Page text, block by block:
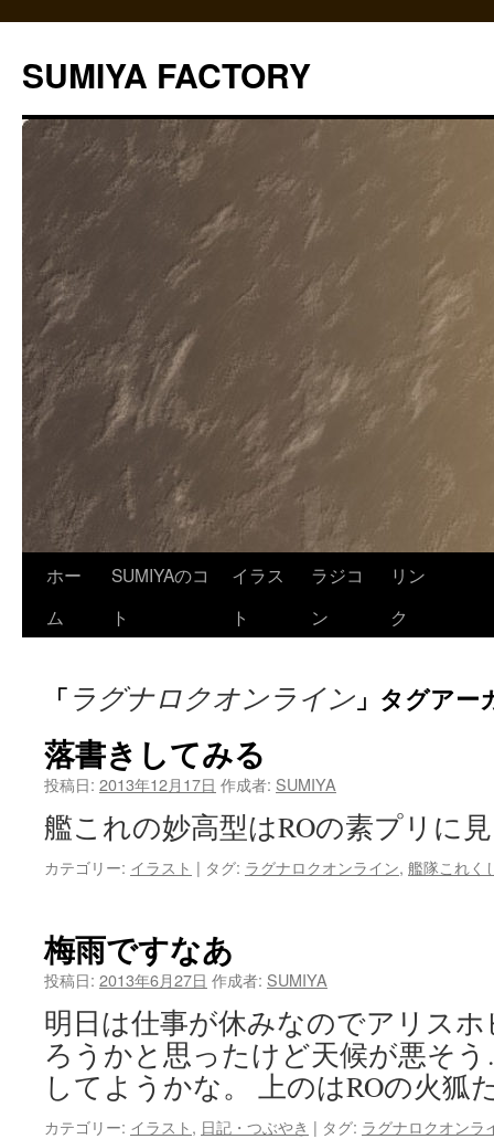
テ
ン
へ
SUMIYA FACTORY
ホー
ム
SUMIYAのコ
ト
イラス
ト
ラジコ
ン
リン
ク
「ラグナロクオンライン 」タグアー
落書きしてみる
投稿日: 2013年12月17日 作成者: SUMIYA
艦これの妙高型はROの素プリに
カテゴリー: イラスト | タグ: ラグナロクオンライン, 艦隊これく
梅雨ですなあ
投稿日: 2013年6月27日 作成者: SUMIYA
明日は仕事が休みなのでアリス
ろうかと思ったけど天候が悪そ
してようかな。 上のはROの火狐
カテゴリー: イラスト, 日記・つぶやき | タグ: ラグナロクオンラ